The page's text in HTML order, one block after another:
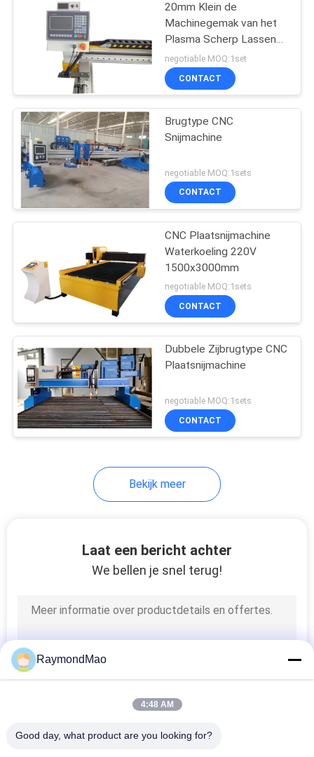
booglassenmachine
25
laser lasapparaat
CNC-
plasmasnijmachine
Onderdelen voor het
lassen
20mm Klein de
Machinegemak van het
Plasma Scherp Lassen
om Gecontroleerd CNC
te bewegen
negotiable MOQ:1set
CONTACT
Brugtype CNC
Snijmachine
negotiable MOQ:1sets
CONTACT
CNC Plaatsnijmachine
Waterkoeling 220V
1500x3000mm
negotiable MOQ:1sets
CONTACT
Dubbele Zijbrugtype CNC
Plaatsnijmachine
negotiable MOQ:1sets
CONTACT
Bekijk meer
Laat een bericht achter
We bellen je snel terug!
RaymondMao
4:48 AM
Good day, what product are you looking for?